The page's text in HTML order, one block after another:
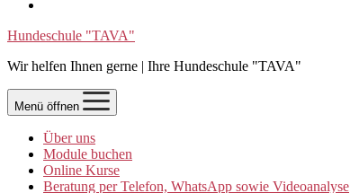
Hundeschule "TAVA"
Wir helfen Ihnen gerne | Ihre Hundeschule "TAVA"
Menü öffnen
Über uns
Module buchen
Online Kurse
Beratung per Telefon, WhatsApp sowie Videoanalyse